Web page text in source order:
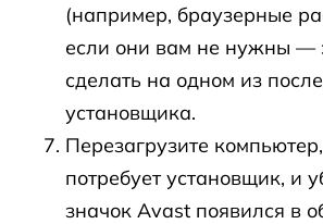
(например, браузерные
если они вам не нужны —
сделать на одном из
установщика.
Перезагрузите
потребует установщик, и
значок Avast появился в